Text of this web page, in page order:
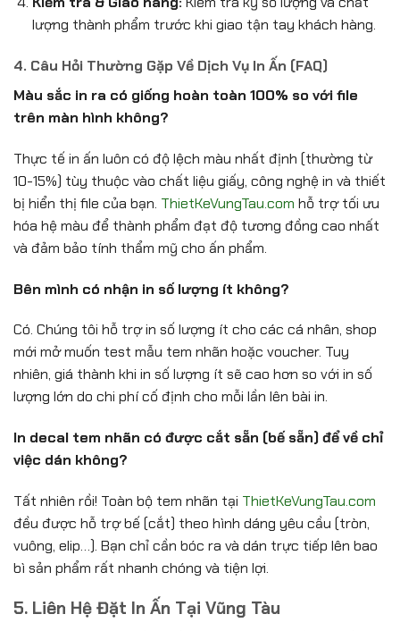
lượng thành phẩm trước khi giao tận tay khách hàng.
4. Câu Hỏi Thường Gặp Về Dịch Vụ In Ấn (FAQ)
Màu sắc in ra có giống hoàn toàn 100% so với file
trên màn hình không?
Thực tế in ấn luôn có độ lệch màu nhất định (thường từ
10-15%) tùy thuộc vào chất liệu giấy, công nghệ in và thiết
bị hiển thị file của bạn. ThietKeVungTau.com hỗ trợ tối ưu
hóa hệ màu để thành phẩm đạt độ tương đồng cao nhất
và đảm bảo tính thẩm mỹ cho ấn phẩm.
Bên mình có nhận in số lượng ít không?
Có. Chúng tôi hỗ trợ in số lượng ít cho các cá nhân, shop
mới mở muốn test mẫu tem nhãn hoặc voucher. Tuy
nhiên, giá thành khi in số lượng ít sẽ cao hơn so với in số
lượng lớn do chi phí cố định cho mỗi lần lên bài in.
In decal tem nhãn có được cắt sẵn (bế sẵn) để về chỉ
việc dán không?
Tất nhiên rồi! Toàn bộ tem nhãn tại ThietKeVungTau.com
đều được hỗ trợ bế (cắt) theo hình dáng yêu cầu (tròn,
vuông, elip…). Bạn chỉ cần bóc ra và dán trực tiếp lên bao
bì sản phẩm rất nhanh chóng và tiện lợi.
5. Liên Hệ Đặt In Ấn Tại Vũng Tàu